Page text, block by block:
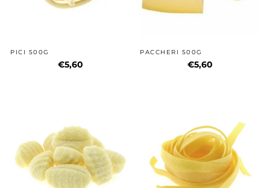
PICI 500G
€5,60
PACCHERI 500G
€5,60